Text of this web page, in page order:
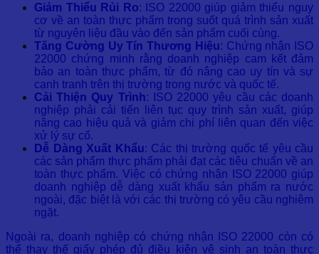
Giảm Thiểu Rủi Ro: ISO 22000 giúp giảm thiểu nguy
cơ về an toàn thực phẩm trong suốt quá trình sản xuất
từ nguyên liệu đầu vào đến sản phẩm cuối cùng.
Tăng Cường Uy Tín Thương Hiệu: Chứng nhận ISO
22000 chứng minh rằng doanh nghiệp cam kết đảm
bảo an toàn thực phẩm, từ đó nâng cao uy tín và sự
cạnh tranh trên thị trường trong nước và quốc tế.
Cải Thiện Quy Trình: ISO 22000 yêu cầu các doanh
nghiệp phải cải tiến liên tục quy trình sản xuất, giúp
nâng cao hiệu quả và giảm chi phí liên quan đến việc
xử lý sự cố.
Dễ Dàng Xuất Khẩu: Các thị trường quốc tế yêu cầu
các sản phẩm thực phẩm phải đạt các tiêu chuẩn về an
toàn thực phẩm. Việc có chứng nhận ISO 22000 giúp
doanh nghiệp dễ dàng xuất khẩu sản phẩm ra nước
ngoài, đặc biệt là với các thị trường có yêu cầu nghiêm
ngặt.
Ngoài ra, doanh nghiệp có chứng nhận ISO 22000 còn có
thể thay thế giấy phép đủ điều kiện vệ sinh an toàn thực